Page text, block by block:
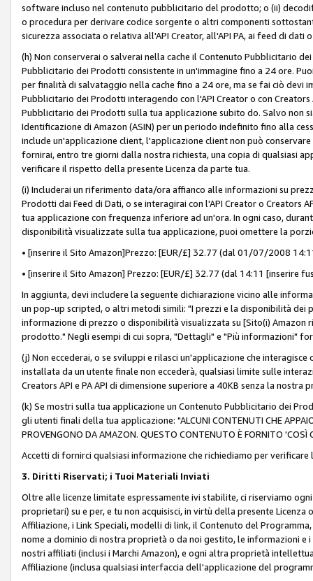
software incluso nel contenuto pubblicitario del prodotto; o (ii)
o procedura per derivare codice sorgente o altri componenti
sicurezza associata o relativa all'API Creator, all'API PA, ai feed di
(h) Non conserverai o salverai nella cache il Contenuto Pubblicitario
Pubblicitario dei Prodotti consistente in un'immagine fino a 24 ore.
per finalità di salvataggio nella cache fino a 24 ore, ma se fai ciò
Pubblicitario dei Prodotti interagendo con l'API Creator o con
Pubblicitario dei Prodotti sulla tua applicazione subito do. Salvo non
Identificazione di Amazon (ASIN) per un periodo indefinito fino alla
include un'applicazione client, l'applicazione client non può
fornirai, entro tre giorni dalla nostra richiesta, una copia di qualsiasi
verificare il rispetto della presente Licenza da parte tua.
(i) Includerai un riferimento data/ora affianco alle informazioni su
Prodotti dai Feed di Dati, o se interagirai con l'API Creator o Creators
tua applicazione con frequenza inferiore ad un'ora. In ogni caso,
disponibilità visualizzate sulla tua applicazione, puoi omettere la
• [inserire il Sito Amazon]Prezzo: [EUR/£] 32.77 (dal 01/07/2008
• [inserire il Sito Amazon] Prezzo: [EUR/£] 32.77 (dal 14:11 [inserire
In aggiunta, devi includere la seguente dichiarazione vicino alle
un pop-up scripted, o altri metodi simili: "I prezzi e la disponibilità
informazione di prezzo o disponibilità visualizzata su [Sito(i)
prodotto." Negli esempi di cui sopra, "Dettagli" e "Più informazioni"
(j) Non eccederai, o se sviluppi e rilasci un'applicazione che interagisce
installata da un utente finale non eccederà, qualsiasi limite sulle
Creators API e PA API di dimensione superiore a 40KB senza la nostra
(k) Se mostri sulla tua applicazione un Contenuto Pubblicitario dei
gli utenti finali della tua applicazione: "ALCUNI CONTENUTI CHE
PROVENGONO DA AMAZON. QUESTO CONTENUTO È FORNITO
Accetti di fornirci qualsiasi informazione che richiediamo per
3. Diritti Riservati; i Tuoi Materiali Inviati
Oltre alle licenze limitate espressamente ivi stabilite, ci riserviamo
proprietari) su e per, e tu non acquisisci, in virtù della presente
Affiliazione, i Link Speciali, modelli di link, il Contenuto del
nome a dominio di nostra proprietà o da noi gestito, le informazioni e
nostri affiliati (inclusi i Marchi Amazon), e ogni altra proprietà
Affiliazione (inclusa qualsiasi interfaccia dell'applicazione del